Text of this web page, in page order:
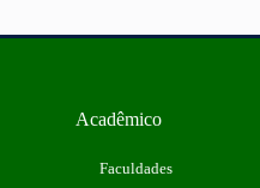
Acadêmico
Faculdades